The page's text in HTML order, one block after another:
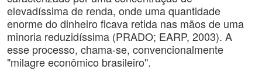
elevadíssima de renda, onde uma quantidade
enorme do dinheiro ficava retida nas mãos de uma
minoria reduzidíssima (PRADO; EARP, 2003). A
esse processo, chama-se, convencionalmente
"milagre econômico brasileiro".